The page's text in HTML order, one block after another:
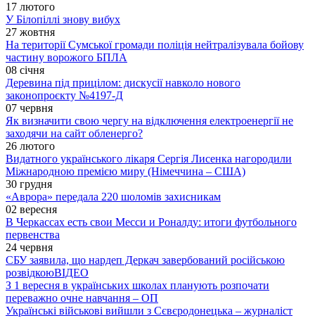
17 лютого
У Білопіллі знову вибух
27 жовтня
На території Сумської громади поліція нейтралізувала бойову
частину ворожого БПЛА
08 січня
Деревина під прицілом: дискусії навколо нового
законопроєкту №4197-Д
07 червня
Як визначити свою чергу на відключення електроенергії не
заходячи на сайт обленерго?
26 лютого
Видатного українського лікаря Сергія Лисенка нагородили
Міжнародною премією миру (Німеччина – США)
30 грудня
«Аврора» передала 220 шоломів захисникам
02 вересня
В Черкассах есть свои Месси и Роналду: итоги футбольного
первенства
24 червня
СБУ заявила, що нардеп Деркач завербований російською
розвідкоюВІДЕО
З 1 вересня в українських школах планують розпочати
переважно очне навчання – ОП
Українські військові вийшли з Сєвєродонецька – журналіст